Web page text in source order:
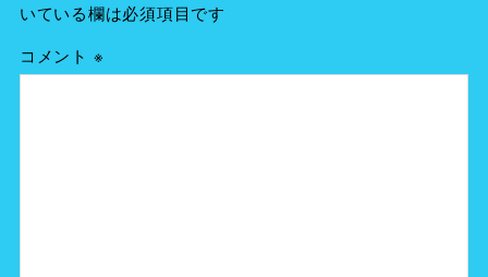
いている欄は必須項目です
コメント ※